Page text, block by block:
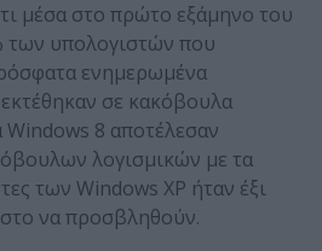
μέσα στο πρώτο εξάμηνο του
των υπολογιστών που
ενημερωμένα
σε κακόβουλα
Windows 8 αποτέλεσαν
λογισμικών με τα
των Windows XP ήταν έξι
να προσβληθούν.